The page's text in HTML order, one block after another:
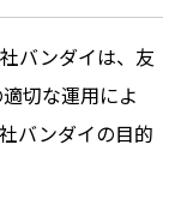
バンダイは、友
切な運用によ
バンダイの目的